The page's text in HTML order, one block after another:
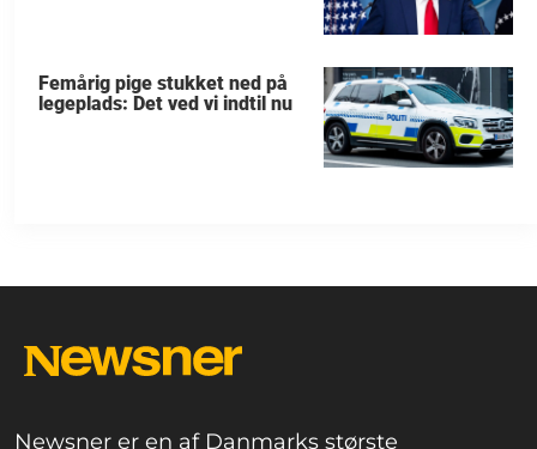
Femårig pige stukket ned på
legeplads: Det ved vi indtil nu
Newsner er en af Danmarks største